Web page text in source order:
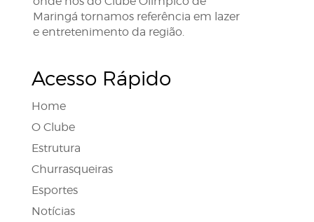
Maringá tornamos referência em lazer
e entretenimento da região.
Acesso Rápido
Home
O Clube
Estrutura
Churrasqueiras
Esportes
Notícias